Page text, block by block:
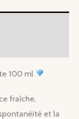
100 ml
fraîche,
et la